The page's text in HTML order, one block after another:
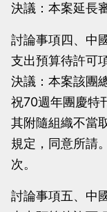
決議：本案延長
討論事項四、中
支出預算待許可
決議：本案該團
祝70週年團慶特
其附隨組織不當
規定，同意所請
次。
討論事項五、中